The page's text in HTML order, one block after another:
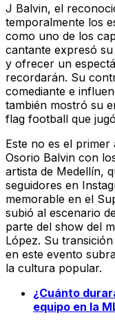
J Balvin, el
temporalmente los
como uno de los
cantante expresó
y ofrecer un
recordarán. Su
comediante e
también mostró su
flag football que
Este no es el
Osorio Balvin con
artista de Medellín,
seguidores en
memorable en el
subió al escenario
parte del show del
López. Su
en este evento
la cultura popular.
¿Cuánto
equipo en la